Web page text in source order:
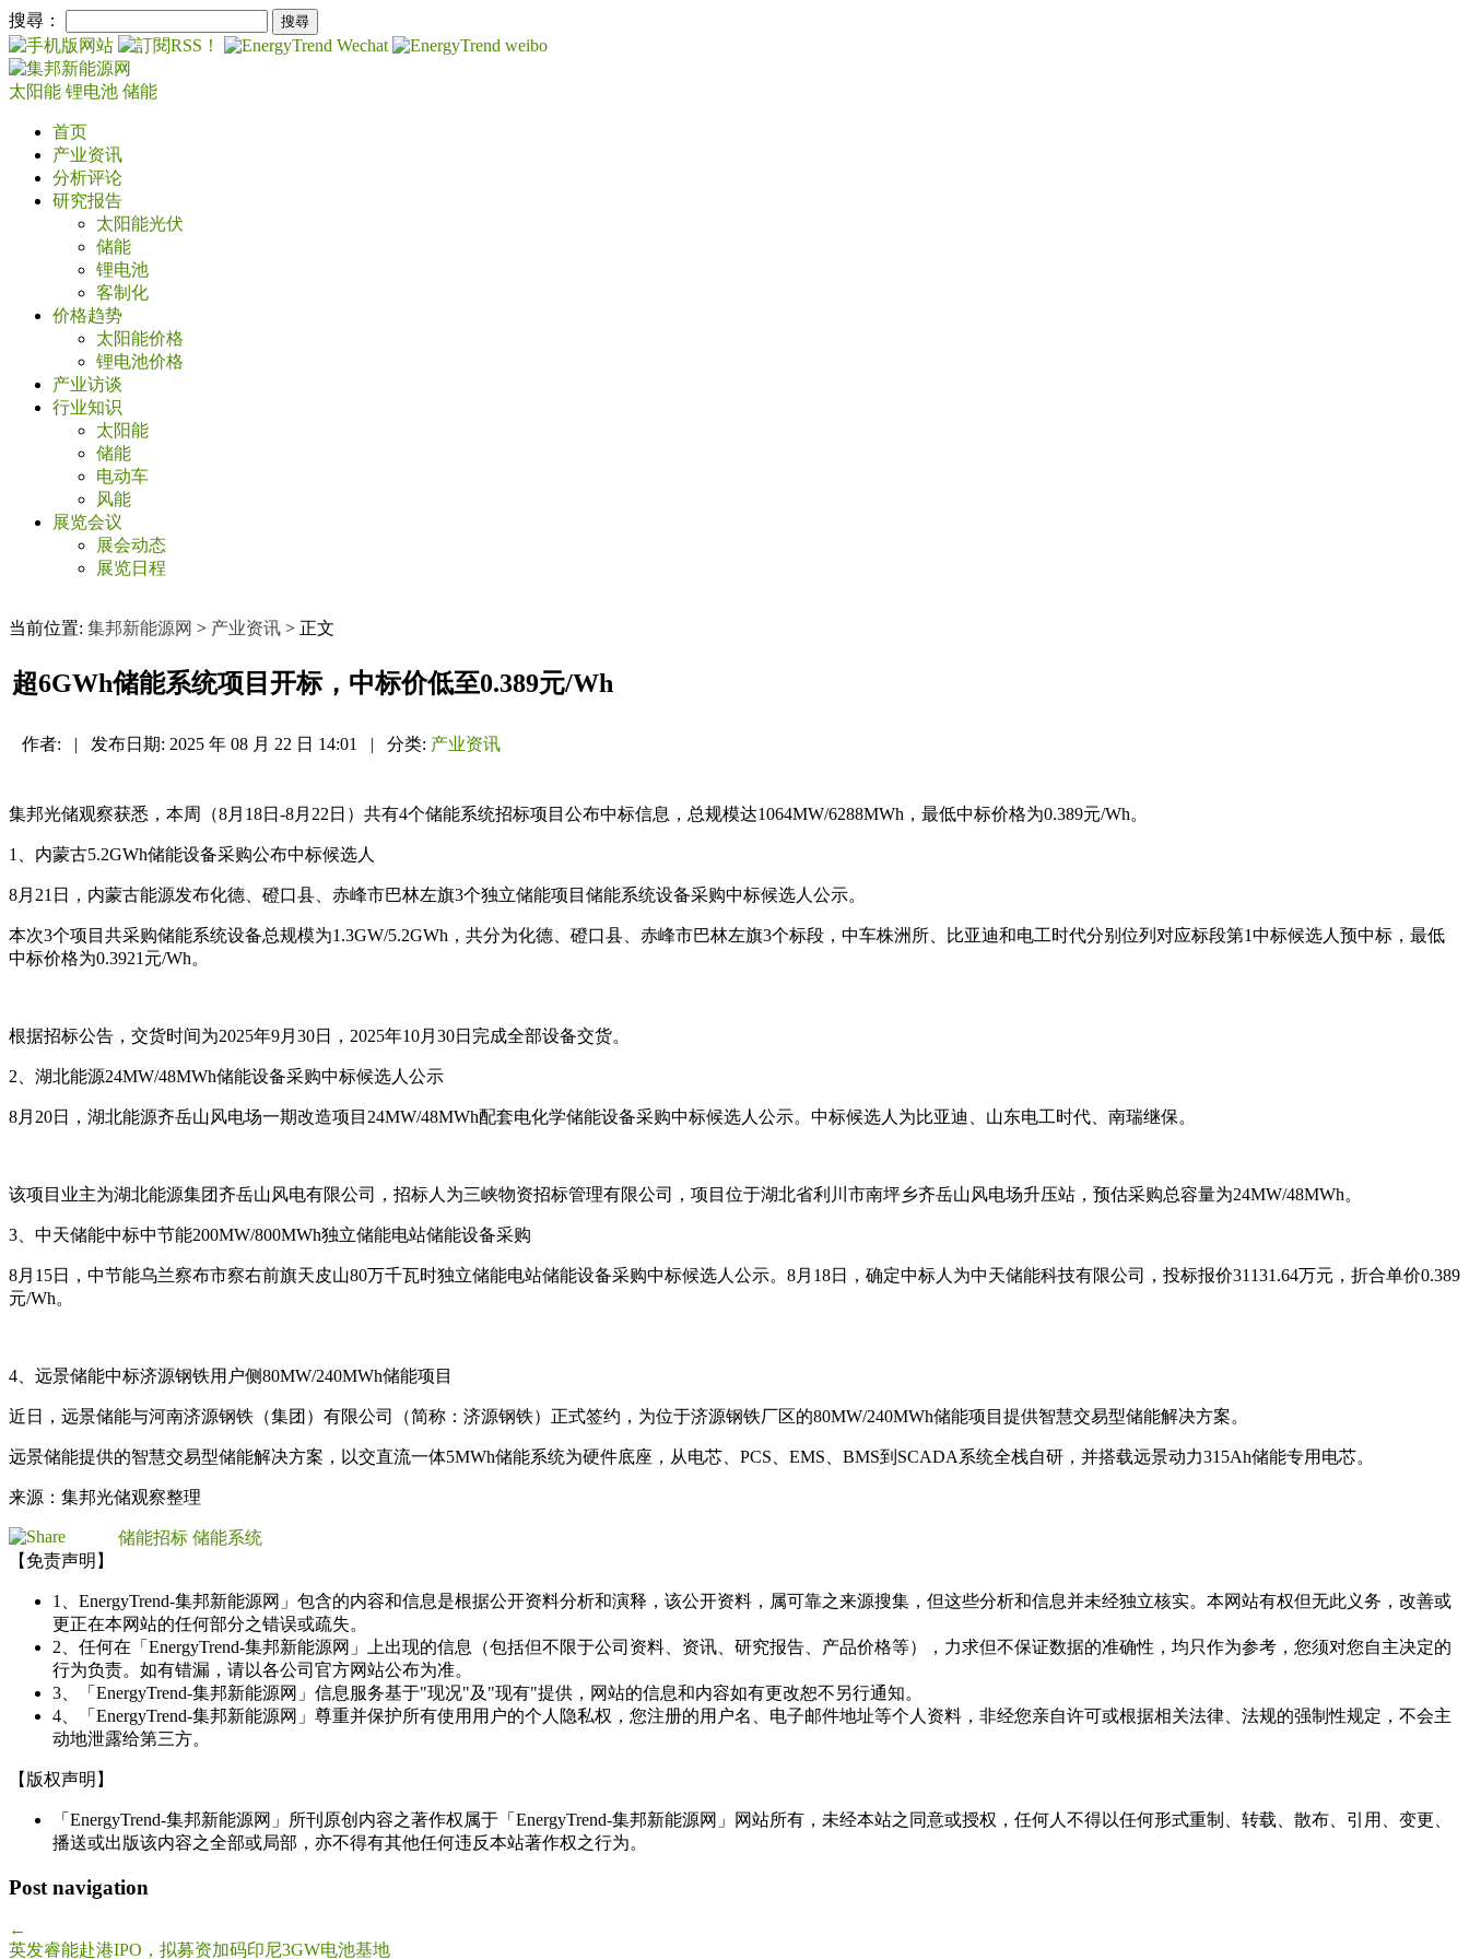
搜尋：
太阳能 锂电池 储能
首页
产业资讯
分析评论
研究报告
太阳能光伏
储能
锂电池
客制化
价格趋势
太阳能价格
锂电池价格
产业访谈
行业知识
太阳能
储能
电动车
风能
展览会议
展会动态
展览日程
当前位置: 集邦新能源网 > 产业资讯 > 正文
超6GWh储能系统项目开标，中标价低至0.389元/Wh
作者: | 发布日期: 2025 年 08 月 22 日 14:01 | 分类: 产业资讯
集邦光储观察获悉，本周（8月18日-8月22日）共有4个储能系统招标项目公布中标信息，总规模达1064MW/6288MWh，最低中标价格为0.389元/Wh。
1、内蒙古5.2GWh储能设备采购公布中标候选人
8月21日，内蒙古能源发布化德、磴口县、赤峰市巴林左旗3个独立储能项目储能系统设备采购中标候选人公示。
本次3个项目共采购储能系统设备总规模为1.3GW/5.2GWh，共分为化德、磴口县、赤峰市巴林左旗3个标段，中车株洲所、比亚迪和电工时代分别位列对应标段第1中标候选人预中标，最低
中标价格为0.3921元/Wh。
根据招标公告，交货时间为2025年9月30日，2025年10月30日完成全部设备交货。
2、湖北能源24MW/48MWh储能设备采购中标候选人公示
8月20日，湖北能源齐岳山风电场一期改造项目24MW/48MWh配套电化学储能设备采购中标候选人公示。中标候选人为比亚迪、山东电工时代、南瑞继保。
该项目业主为湖北能源集团齐岳山风电有限公司，招标人为三峡物资招标管理有限公司，项目位于湖北省利川市南坪乡齐岳山风电场升压站，预估采购总容量为24MW/48MWh。
3、中天储能中标中节能200MW/800MWh独立储能电站储能设备采购
8月15日，中节能乌兰察布市察右前旗天皮山80万千瓦时独立储能电站储能设备采购中标候选人公示。8月18日，确定中标人为中天储能科技有限公司，投标报价31131.64万元，折合单价0.389
元/Wh。
4、远景储能中标济源钢铁用户侧80MW/240MWh储能项目
近日，远景储能与河南济源钢铁（集团）有限公司（简称：济源钢铁）正式签约，为位于济源钢铁厂区的80MW/240MWh储能项目提供智慧交易型储能解决方案。
远景储能提供的智慧交易型储能解决方案，以交直流一体5MWh储能系统为硬件底座，从电芯、PCS、EMS、BMS到SCADA系统全栈自研，并搭载远景动力315Ah储能专用电芯。
来源：集邦光储观察整理
储能招标 储能系统
【免责声明】
1、EnergyTrend-集邦新能源网」包含的内容和信息是根据公开资料分析和演释，该公开资料，属可靠之来源搜集，但这些分析和信息并未经独立核实。本网站有权但无此义务，改善或
更正在本网站的任何部分之错误或疏失。
2、任何在「EnergyTrend-集邦新能源网」上出现的信息（包括但不限于公司资料、资讯、研究报告、产品价格等），力求但不保证数据的准确性，均只作为参考，您须对您自主决定的
行为负责。如有错漏，请以各公司官方网站公布为准。
3、「EnergyTrend-集邦新能源网」信息服务基于"现况"及"现有"提供，网站的信息和内容如有更改恕不另行通知。
4、「EnergyTrend-集邦新能源网」尊重并保护所有使用用户的个人隐私权，您注册的用户名、电子邮件地址等个人资料，非经您亲自许可或根据相关法律、法规的强制性规定，不会主
动地泄露给第三方。
【版权声明】
「EnergyTrend-集邦新能源网」所刊原创内容之著作权属于「EnergyTrend-集邦新能源网」网站所有，未经本站之同意或授权，任何人不得以任何形式重制、转载、散布、引用、变更、
播送或出版该内容之全部或局部，亦不得有其他任何违反本站著作权之行为。
Post navigation
←
英发睿能赴港IPO，拟募资加码印尼3GW电池基地